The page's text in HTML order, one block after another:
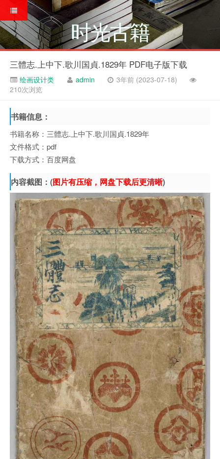
时光古籍
三體志.上中下.歌川国貞.1829年 PDF电子版下载
绘画设计类 admin
3年前 (2023-07-18)
210次浏览
书籍信息：
书籍名称：三體志.上中下.歌川国貞.1829年
文件格式：pdf
下载方式：百度网盘
内容截图：(图片有压缩，网盘下载后更清晰)